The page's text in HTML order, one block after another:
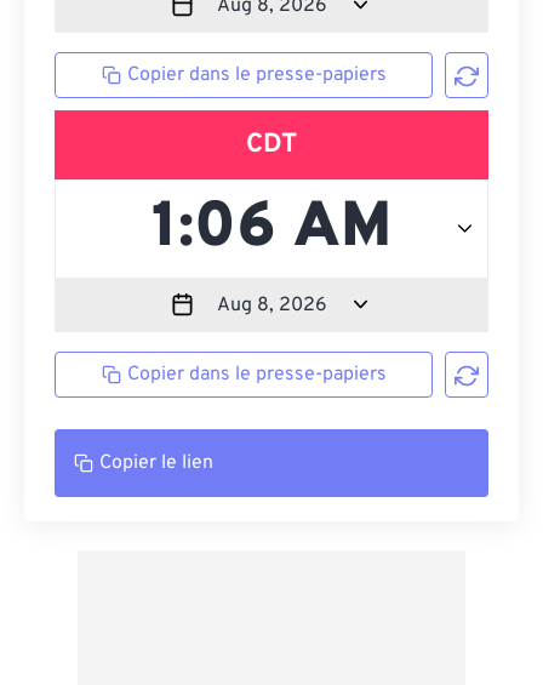
Copier dans le presse-papiers
CDT
Copier dans le presse-papiers
Copier le lien